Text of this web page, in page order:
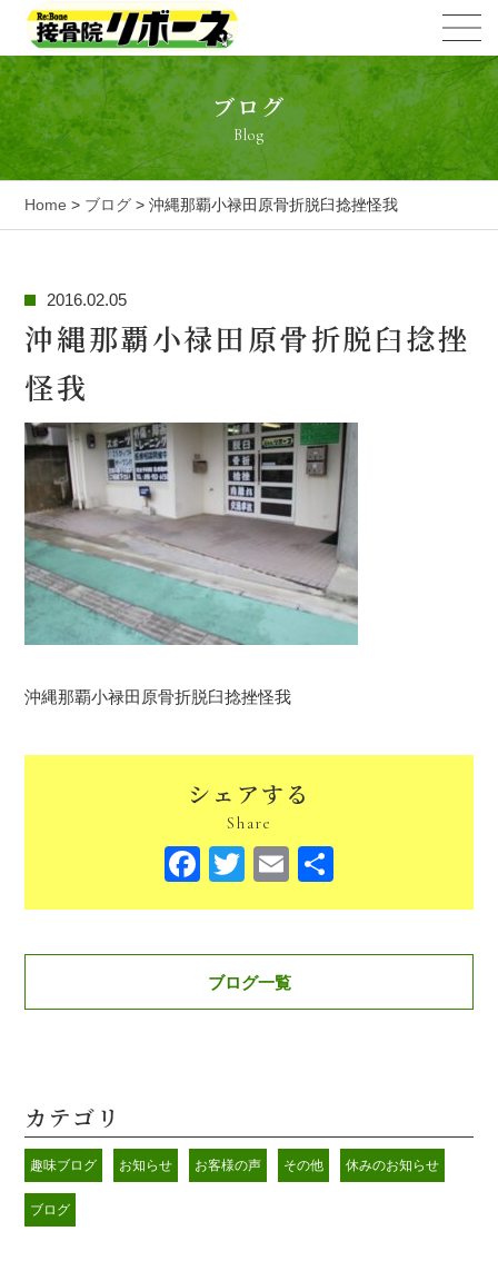
ブログ
Blog
Home > ブログ > 沖縄那覇小禄田原骨折脱臼捻挫怪我
2016.02.05
沖縄那覇小禄田原骨折脱臼捻挫
怪我
沖縄那覇小禄田原骨折脱臼捻挫怪我
シェアする
Share
Facebook
TwitterEmail
有
ブログ一覧
カテゴリ
趣味ブログ お知らせ お客様の声 その他 休みのお知らせ
ブログ